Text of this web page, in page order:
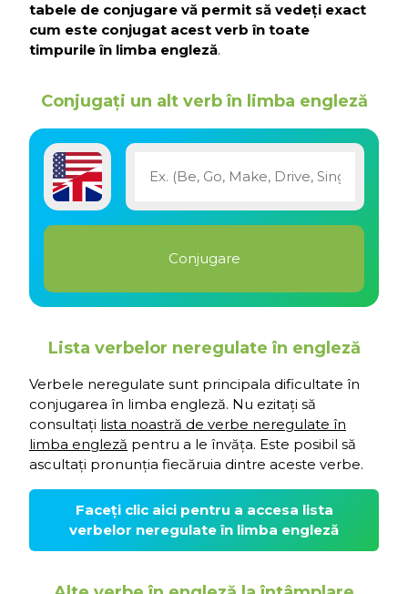
tabele de conjugare vă permit să vedeți exact
cum este conjugat acest verb în toate
timpurile în limba engleză.
Conjugați un alt verb în limba engleză
Lista verbelor neregulate în engleză
Verbele neregulate sunt principala dificultate în
conjugarea în limba engleză. Nu ezitați să
consultați lista noastră de verbe neregulate în
limba engleză pentru a le învăța. Este posibil să
ascultați pronunția fiecăruia dintre aceste verbe.
Faceți clic aici pentru a accesa lista
verbelor neregulate în limba engleză